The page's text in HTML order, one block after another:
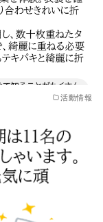
活動情報